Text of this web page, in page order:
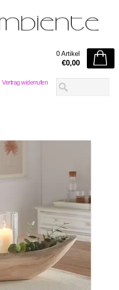
Vertrag widerrufen
0 Artikel
€0,00